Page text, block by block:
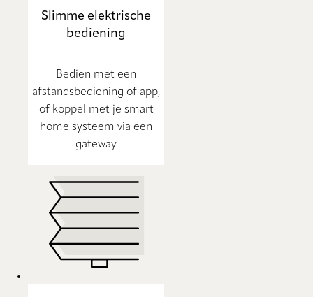
Slimme elektrische
bediening
Bedien met een
afstandsbediening of app,
of koppel met je smart
home systeem via een
gateway